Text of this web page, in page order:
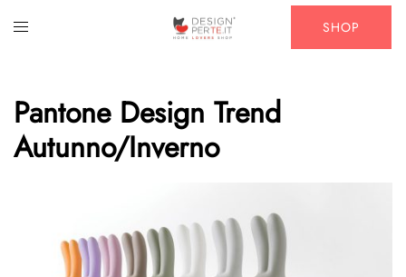
Mostra/Nascondi
SHOP
Pantone Design Trend
Autunno/Inverno